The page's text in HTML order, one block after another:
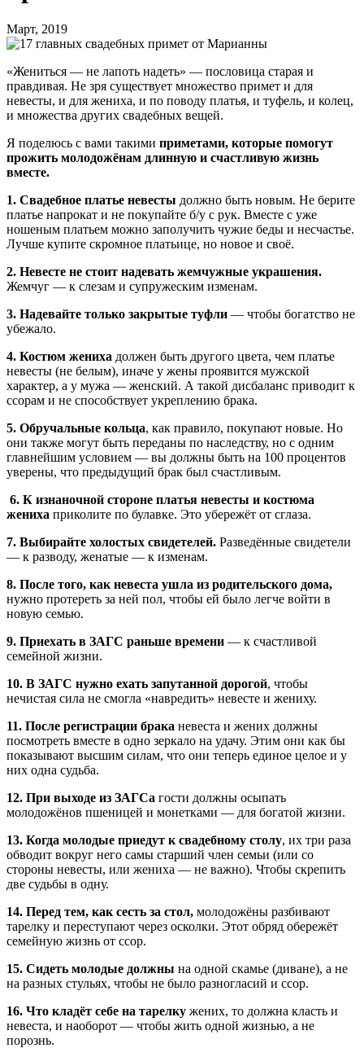
Март, 2019
«Жениться — не лапоть надеть» — пословица старая и
правдивая. Не зря существует множество примет и для
невесты, и для жениха, и по поводу платья, и туфель, и колец,
и множества других свадебных вещей.
Я поделюсь с вами такими приметами, которые помогут
прожить молодожёнам длинную и счастливую жизнь
вместе.
1. Свадебное платье невесты должно быть новым. Не берите
платье напрокат и не покупайте б/у с рук. Вместе с уже
ношеным платьем можно заполучить чужие беды и несчастье.
Лучше купите скромное платьице, но новое и своё.
2. Невесте не стоит надевать жемчужные украшения.
Жемчуг — к слезам и супружеским изменам.
3. Надевайте только закрытые туфли — чтобы богатство не
убежало.
4. Костюм жениха должен быть другого цвета, чем платье
невесты (не белым), иначе у жены проявится мужской
характер, а у мужа — женский. А такой дисбаланс приводит к
ссорам и не способствует укреплению брака.
5. Обручальные кольца, как правило, покупают новые. Но
они также могут быть переданы по наследству, но с одним
главнейшим условием — вы должны быть на 100 процентов
уверены, что предыдущий брак был счастливым.
6. К изнаночной стороне платья невесты и костюма
жениха приколите по булавке. Это убережёт от сглаза.
7. Выбирайте холостых свидетелей. Разведённые свидетели
— к разводу, женатые — к изменам.
8. После того, как невеста ушла из родительского дома,
нужно протереть за ней пол, чтобы ей было легче войти в
новую семью.
9. Приехать в ЗАГС раньше времени — к счастливой
семейной жизни.
10. В ЗАГС нужно ехать запутанной дорогой, чтобы
нечистая сила не смогла «навредить» невесте и жениху.
11. После регистрации брака невеста и жених должны
посмотреть вместе в одно зеркало на удачу. Этим они как бы
показывают высшим силам, что они теперь единое целое и у
них одна судьба.
12. При выходе из ЗАГСа гости должны осыпать
молодожёнов пшеницей и монетками — для богатой жизни.
13. Когда молодые приедут к свадебному столу, их три раза
обводит вокруг него самы старший член семьи (или со
стороны невесты, или жениха — не важно). Чтобы скрепить
две судьбы в одну.
14. Перед тем, как сесть за стол, молодожёны разбивают
тарелку и переступают через осколки. Этот обряд обережёт
семейную жизнь от ссор.
15. Сидеть молодые должны на одной скамье (диване), а не
на разных стульях, чтобы не было разногласий и ссор.
16. Что кладёт себе на тарелку жених, то должна класть и
невеста, и наоборот — чтобы жить одной жизнью, а не
порознь.